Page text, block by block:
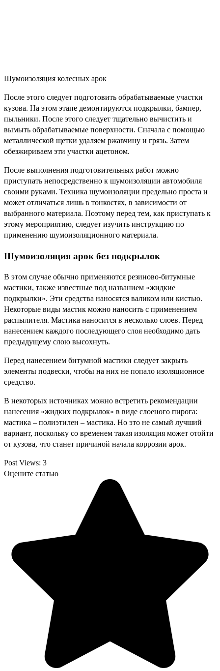
Шумоизоляция колесных арок
После этого следует подготовить обрабатываемые участки
кузова. На этом этапе демонтируются подкрылки, бампер,
пыльники. После этого следует тщательно вычистить и
вымыть обрабатываемые поверхности. Сначала с помощью
металлической щетки удаляем ржавчину и грязь. Затем
обезжириваем эти участки ацетоном.
После выполнения подготовительных работ можно
приступать непосредственно к шумоизоляции автомобиля
своими руками. Техника шумоизоляции предельно проста и
может отличаться лишь в тонкостях, в зависимости от
выбранного материала. Поэтому перед тем, как приступать к
этому мероприятию, следует изучить инструкцию по
применению шумоизоляционного материала.
Шумоизоляция арок без подкрылок
В этом случае обычно применяются резиново-битумные
мастики, также известные под названием «жидкие
подкрылки». Эти средства наносятся валиком или кистью.
Некоторые виды мастик можно наносить с применением
распылителя. Мастика наносится в несколько слоев. Перед
нанесением каждого последующего слоя необходимо дать
предыдущему слою высохнуть.
Перед нанесением битумной мастики следует закрыть
элементы подвески, чтобы на них не попало изоляционное
средство.
В некоторых источниках можно встретить рекомендации
нанесения «жидких подкрылок» в виде слоеного пирога:
мастика – полиэтилен – мастика. Но это не самый лучший
вариант, поскольку со временем такая изоляция может отойти
от кузова, что станет причиной начала коррозии арок.
Post Views: 3
Оцените статью